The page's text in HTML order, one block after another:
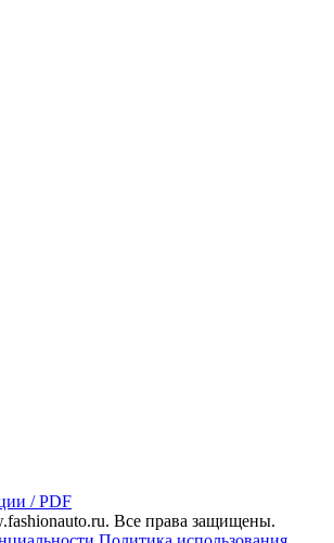
/ PDF
Все права защищены.